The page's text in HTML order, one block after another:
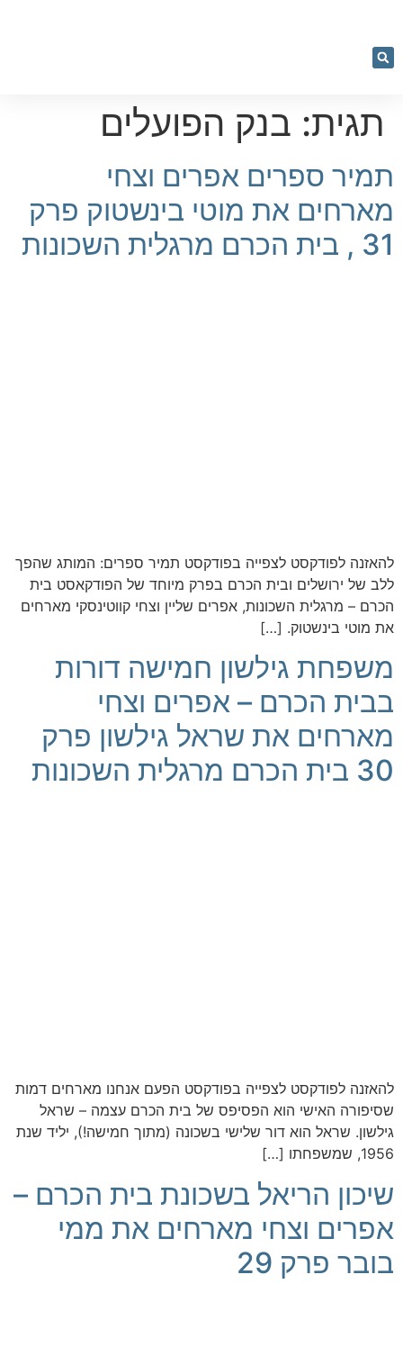
תגית: בנק הפועלים
תמיר ספרים אפרים וצחי
מארחים את מוטי בינשטוק פרק
31 , בית הכרם מרגלית השכונות
להאזנה לפודקסט לצפייה בפודקסט תמיר ספרים: המותג שהפך
ללב של ירושלים ובית הכרם בפרק מיוחד של הפודקאסט בית
הכרם – מרגלית השכונות, אפרים שליין וצחי קווטינסקי מארחים
את מוטי בינשטוק. […]
משפחת גילשון חמישה דורות
בבית הכרם – אפרים וצחי
מארחים את שראל גילשון פרק
30 בית הכרם מרגלית השכונות
להאזנה לפודקסט לצפייה בפודקסט הפעם אנחנו מארחים דמות
שסיפורה האישי הוא הפסיפס של בית הכרם עצמה – שראל
גילשון. שראל הוא דור שלישי בשכונה (מתוך חמישה!), יליד שנת
1956, שמשפחתו […]
שיכון הריאל בשכונת בית הכרם –
אפרים וצחי מארחים את ממי
בובר פרק 29